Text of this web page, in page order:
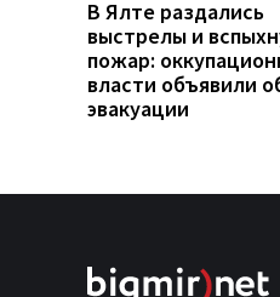
В Ялте раздались
выстрелы и
пожар:
власти объявили
эвакуации